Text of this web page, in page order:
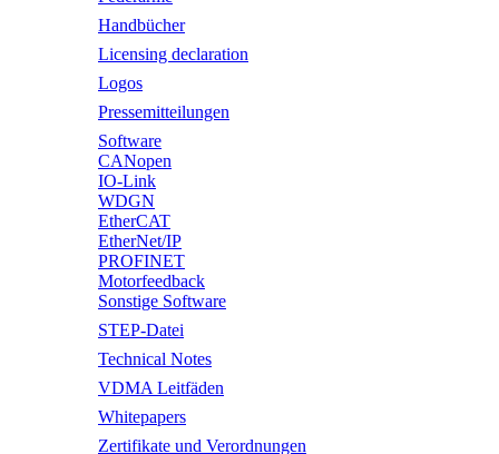
Handbücher
Licensing declaration
Logos
Pressemitteilungen
Software
CANopen
IO-Link
WDGN
EtherCAT
EtherNet/IP
PROFINET
Motorfeedback
Sonstige Software
STEP-Datei
Technical Notes
VDMA Leitfäden
Whitepapers
Zertifikate und Verordnungen